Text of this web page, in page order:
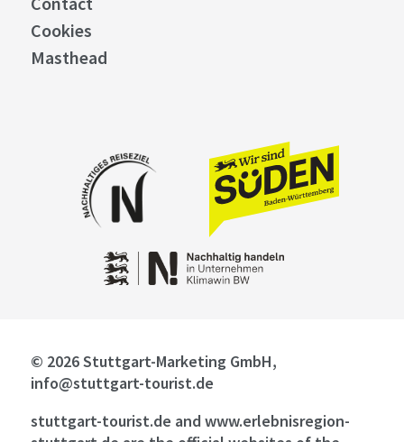
Cookies
Masthead
© 2026 Stuttgart-Marketing GmbH,
info@stuttgart-tourist.de
stuttgart-tourist.de and www.erlebnisregion-